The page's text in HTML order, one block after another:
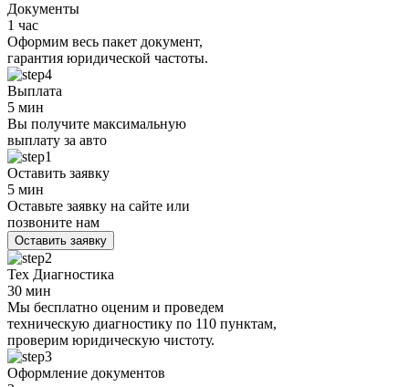
Документы
1 час
Оформим весь пакет документ,
гарантия юридической частоты.
Выплата
5 мин
Вы получите максимальную
выплату за авто
Оставить заявку
5 мин
Оставьте заявку на сайте или
позвоните нам
Оставить заявку
Тех Диагностика
30 мин
Мы бесплатно оценим и проведем
техническую диагностику по 110 пунктам,
проверим юридическую чистоту.
Оформление документов